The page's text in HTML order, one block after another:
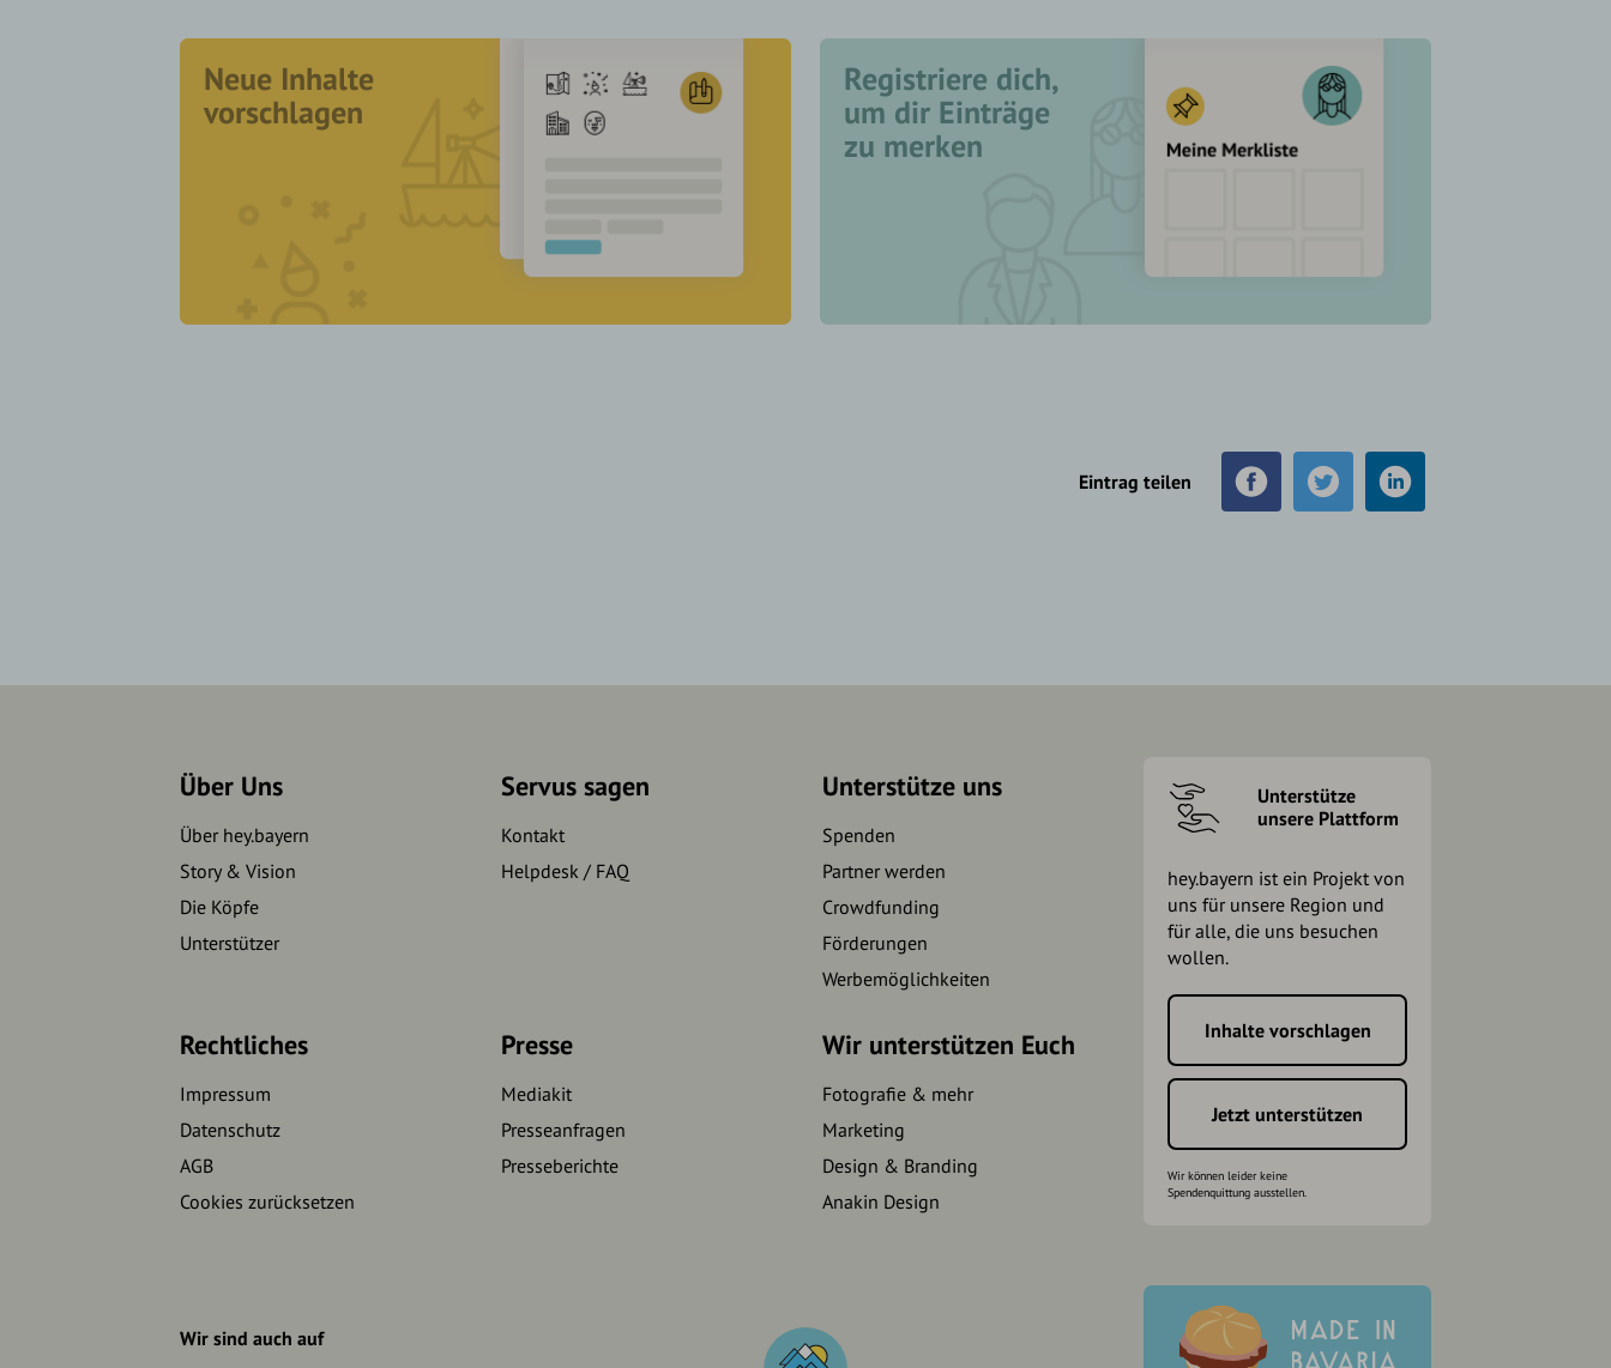
Neue Inhalte
vorschlagen
Registriere dich,
um dir Einträge
zu merken
Eintrag teilen
Über Uns
Über hey.bayern
Story & Vision
Die Köpfe
Unterstützer
Servus sagen
Kontakt
Helpdesk / FAQ
Unterstütze uns
Spenden
Partner werden
Crowdfunding
Förderungen
Werbemöglichkeiten
Rechtliches
Impressum
Datenschutz
AGB
Cookies zurücksetzen
Presse
Mediakit
Presseanfragen
Presseberichte
Wir unterstützen Euch
Fotografie & mehr
Marketing
Design & Branding
Anakin Design
Unterstütze
unsere Plattform
hey.bayern ist ein Projekt von
uns für unsere Region und
für alle, die uns besuchen
wollen.
Inhalte vorschlagen
Jetzt unterstützen
Wir können leider keine
Spendenquittung ausstellen.
Wir sind auch auf